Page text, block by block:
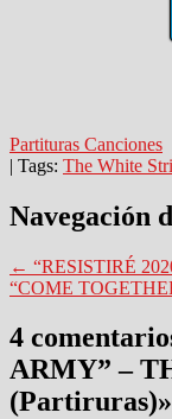
Partituras Canciones
| Tags: The White
Navegación
← “RESISTIRÉ
“COME
4
ARMY” –
(Partiruras)»